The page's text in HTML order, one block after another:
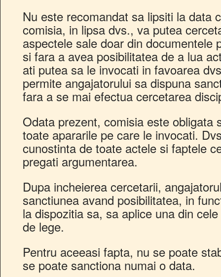
Nu este recomandat sa lipsiti la data
comisia, in lipsa dvs., va putea
aspectele sale doar din documentele
si fara a avea posibilitatea de a lua
ati putea sa le invocati in favoarea
permite angajatorului sa dispuna
fara a se mai efectua cercetarea
Odata prezent, comisia este obligata
toate apararile pe care le invocati.
cunostinta de toate actele si faptele
pregati argumentarea.
Dupa incheierea cercetarii,
sanctiunea avand posibilitatea, in
la dispozitia sa, sa aplice una din
de lege.
Pentru aceeasi fapta, nu se poate
se poate sanctiona numai o data.